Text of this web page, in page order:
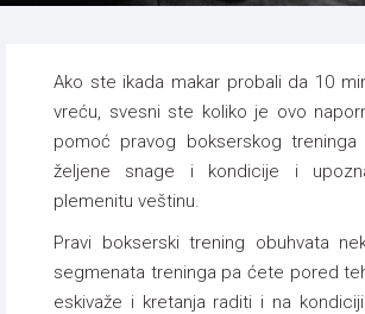
Ako ste ikada makar probali da 10
vreću, svesni ste koliko je ovo
pomoć pravog bokserskog
željene snage i kondicije i
plemenitu veštinu.
Pravi bokserski trening obuhvata
segmenata treninga pa ćete pored
eskivaže i kretanja raditi i na